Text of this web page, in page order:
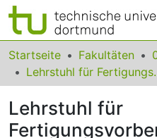
Bereiche & Sammlungen
Das gesamte Repositorium
Statistiken
Startseite Fakultäten
Lehrstuhl für